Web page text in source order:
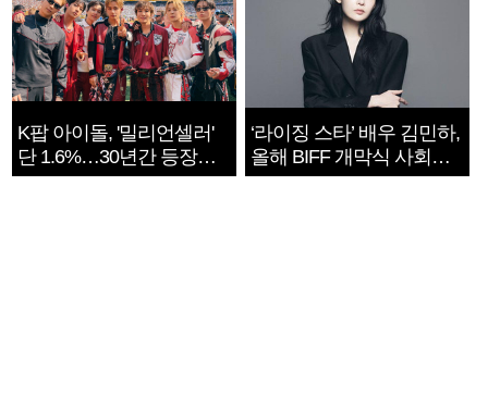
K팝 아이돌, '밀리언셀러'
단 1.6%…30년간 등장
1182개팀 전수조사
‘라이징 스타’ 배우 김민하,
올해 BIFF 개막식 사회자
확정